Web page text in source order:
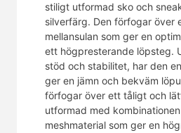
stiligt utformad sko och
silverfärg. Den förfogar över
mellansulan som ger en
ett högpresterande löpsteg.
stöd och stabilitet, har den
ger en jämn och bekväm
förfogar över ett tåligt och
utformad med
meshmaterial som ger en